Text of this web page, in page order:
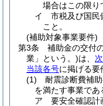
場合はこの限り
イ
市税及び国民
こと。
(補助対象事業要件)
第3条
補助金の交付
業」という。)は、
当該各号に掲げる要
(1)
耐震診断費補
を満たす事業であ
ア
要安全確認計